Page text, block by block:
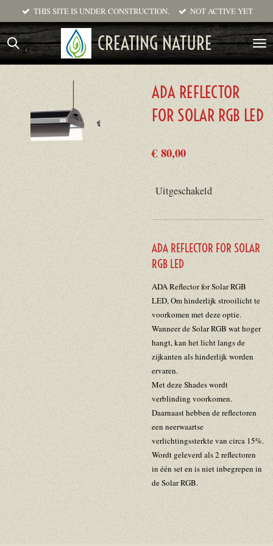
direct
naar
de
CREATING NATURE
THIS SITE IS UNDER CONSTRUCTION. NOT ACTIVE YET
ADA REFLECTOR
FOR SOLAR RGB LED
€ 80,00
Uitgeschakeld
ADA REFLECTOR FOR SOLAR
RGB LED
ADA Reflector for Solar RGB
LED, Om hinderlijk strooilicht te
voorkomen met deze optie.
Wanneer de Solar RGB wat hoger
hangt, kan het licht langs de
zijkanten als hinderlijk worden
ervaren.
Met deze Shades wordt
verblinding voorkomen.
Daarnaast hebben de reflectoren
een neerwaartse
verlichtingssterkte van circa 15%.
Wordt geleverd als 2 reflectoren
in één set en is niet inbegrepen in
de Solar RGB.